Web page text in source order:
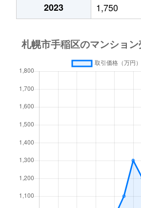
2023
1,750